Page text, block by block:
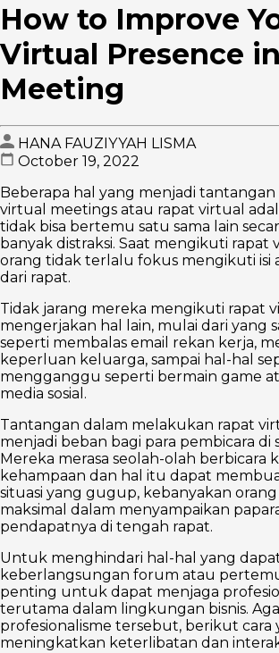
How to Improve
Virtual Presence
Meeting
HANA FAUZIYYAH LISMA
October 19, 2022
Beberapa hal yang menjadi
virtual meetings atau rapat virtual
tidak bisa bertemu satu sama lain
banyak distraksi. Saat mengikuti rapat
orang tidak terlalu fokus mengikuti isi
dari rapat.
Tidak jarang mereka mengikuti rapat
mengerjakan hal lain, mulai dari yang
seperti membalas email rekan kerja,
keperluan keluarga, sampai hal-hal
mengganggu seperti bermain game
media sosial.
Tantangan dalam melakukan rapat
menjadi beban bagi para pembicara di
Mereka merasa seolah-olah berbicara
kehampaan dan hal itu dapat
situasi yang gugup, kebanyakan
maksimal dalam menyampaikan
pendapatnya di tengah rapat.
Untuk menghindari hal-hal yang
keberlangsungan forum atau
penting untuk dapat menjaga
terutama dalam lingkungan bisnis.
profesionalisme tersebut, berikut cara
meningkatkan keterlibatan dan